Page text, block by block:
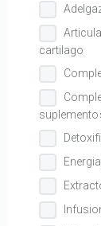
cartilago